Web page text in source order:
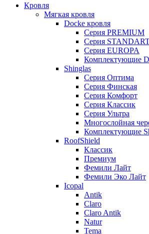
Кровля
Мягкая кровля
Docke кровля
Серия PREMIUM
Серия
Серия EUROPA
Комплектующие
Shinglas
Серия Оптима
Серия Финская
Серия Комфорт
Серия Классик
Серия Ультра
Многослойная
Комплектующие
RoofShield
Классик
Премиум
Фемили Лайт
Фемили Эко Лайт
Icopal
Antik
Claro
Claro Antik
Natur
Tema